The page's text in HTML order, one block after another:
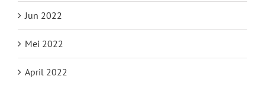
Jun 2022
Mei 2022
April 2022